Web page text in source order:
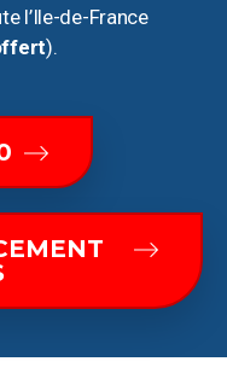
l’Ile-de-France
).